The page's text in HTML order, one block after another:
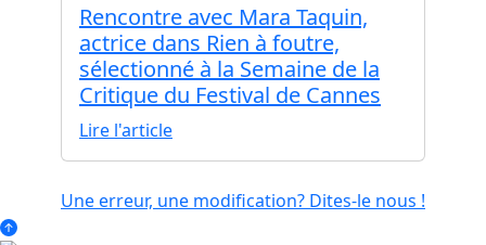
Rencontre avec Mara Taquin,
actrice dans Rien à foutre,
sélectionné à la Semaine de la
Critique du Festival de Cannes
Lire l'article
Une erreur, une modification? Dites-le nous !